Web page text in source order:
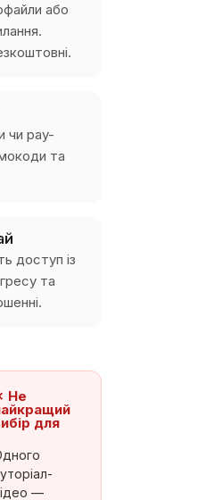
або
чи pay-
та
доступ із
та
Не
для
—